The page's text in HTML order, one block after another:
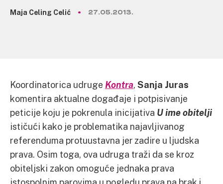
Maja Celing Celić 27.05.2013.
Koordinatorica udruge Kontra, Sanja Juras
komentira aktualne događaje i potpisivanje
peticije koju je pokrenula inicijativa U ime obitelji
ističući kako je problematika najavljivanog
referenduma protuustavna jer zadire u ljudska
prava. Osim toga, ova udruga traži da se kroz
obiteljski zakon omoguće jednaka prava